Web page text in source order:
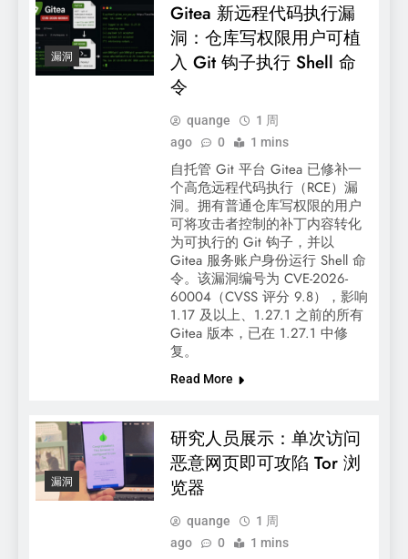
漏洞
Gitea 新远程代码执行漏
洞：仓库写权限用户可植
入 Git 钩子执行 Shell 命
令
quange
1 周
ago
0 1 mins
自托管 Git 平台 Gitea 已修补一
个高危远程代码执行（RCE）漏
洞。拥有普通仓库写权限的用户
可将攻击者控制的补丁内容转化
为可执行的 Git 钩子，并以
Gitea 服务账户身份运行 Shell 命
令。该漏洞编号为 CVE-2026-
60004（CVSS 评分 9.8），影响
1.17 及以上、1.27.1 之前的所有
Gitea 版本，已在 1.27.1 中修
复。
Read More
漏洞
研究人员展示：单次访问
恶意网页即可攻陷 Tor 浏
览器
quange
1 周
ago
0 1 mins